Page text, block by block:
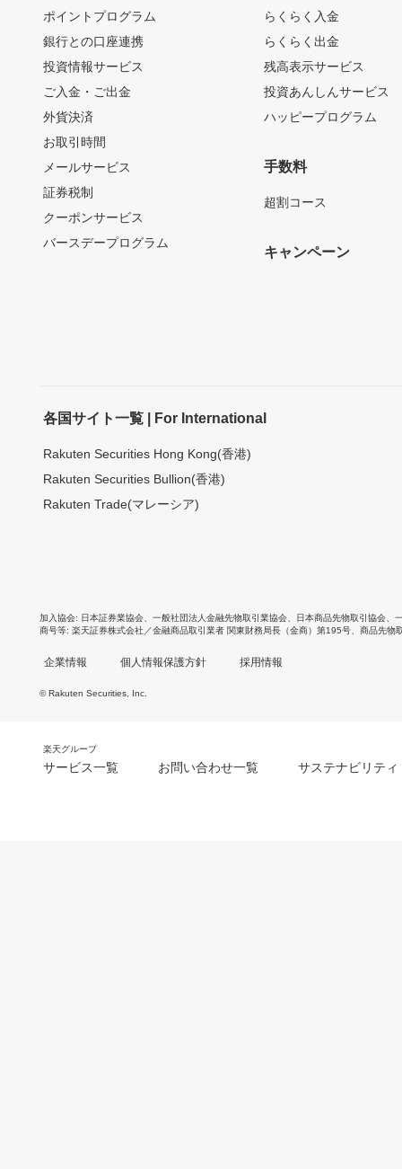
ポイントプログラム
銀行との口座連携
投資情報サービス
ご入金・ご出金
外貨決済
お取引時間
メールサービス
証券税制
クーポンサービス
バースデープログラム
らくらく入金
らくらく出金
残高表示サービス
投資あんしんサービス
ハッピープログラム
手数料
超割コース
キャンペーン
各国サイト一覧 | For International
Rakuten Securities Hong Kong(香港)
Rakuten Securities Bullion(香港)
Rakuten Trade(マレーシア)
加入協会 日本証券業協会 一般社団法人金融先物取引業協会 日本商品先物取引協会
商号等 楽天証券株式会社／金融商品取引業者 関東財務局長（金商）第195号、商品先物
企業情報 個人情報保護方針 採用情報
© Rakuten Securities, Inc.
楽天グループ
サービス一覧 お問い合わせ一覧 サステナビリティ